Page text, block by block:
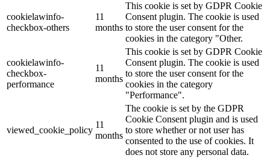
cookielawinfo-
checkbox-others
11
months
This cookie is set by GDPR Cookie
Consent plugin. The cookie is used
to store the user consent for the
cookies in the category "Other.
cookielawinfo-
checkbox-
performance
11
months
This cookie is set by GDPR Cookie
Consent plugin. The cookie is used
to store the user consent for the
cookies in the category
"Performance".
viewed_cookie_policy
11
months
The cookie is set by the GDPR
Cookie Consent plugin and is used
to store whether or not user has
consented to the use of cookies. It
does not store any personal data.